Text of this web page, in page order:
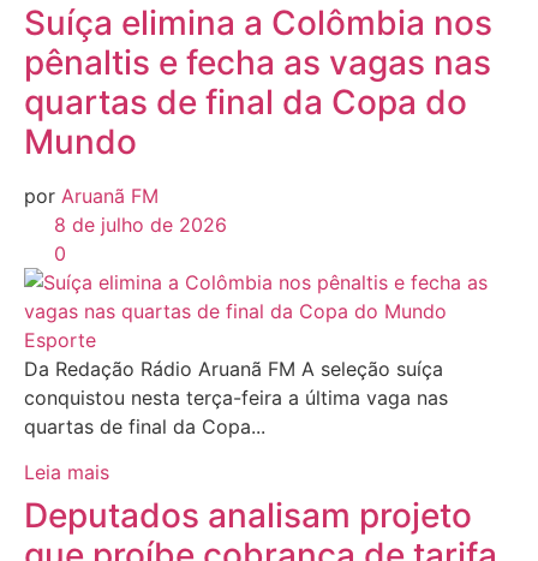
Suíça elimina a Colômbia nos
pênaltis e fecha as vagas nas
quartas de final da Copa do
Mundo
por Aruanã FM
8 de julho de 2026
0
Esporte
Da Redação Rádio Aruanã FM A seleção suíça
conquistou nesta terça-feira a última vaga nas
quartas de final da Copa...
Leia mais
Deputados analisam projeto